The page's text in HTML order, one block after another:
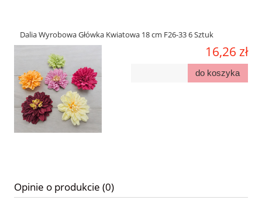
Dalia Wyrobowa Główka Kwiatowa 18 cm F26-33 6 Sztuk
16,26 zł
do koszyka
Opinie o produkcie (0)